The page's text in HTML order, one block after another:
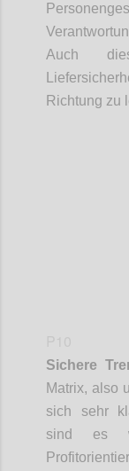
Auch
Richtung zu
Sichere
Matrix, also
sich sehr
sind es